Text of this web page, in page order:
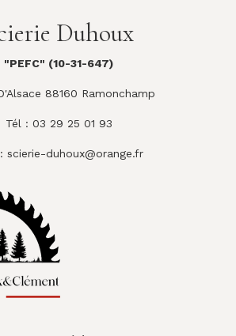
Duhoux
"PEFC" (10-31-647)
88160 Ramonchamp
Tél : 03 29 25 01 93
scierie-duhoux@orange.fr